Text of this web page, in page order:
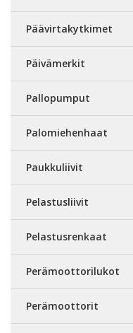
Päävirtakytkimet
Päivämerkit
Pallopumput
Palomiehenhaat
Paukkuliivit
Pelastusliivit
Pelastusrenkaat
Perämoottorilukot
Perämoottorit